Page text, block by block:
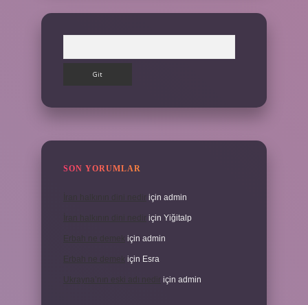
SON YORUMLAR
için admin
için Yiğitalp
için admin
Erbah ne demek için Esra
için admin